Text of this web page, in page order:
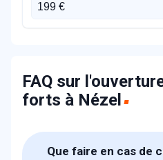
199 €
FAQ sur
forts à Nézel
Que faire en cas de